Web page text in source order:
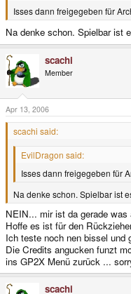
Isses dann freigegeben für
Na denke schon. Spielbar ist
scachi
Member
Apr 13, 2006
scachi said:
EvilDragon said:
Isses dann freigegeben für
Na denke schon. Spielbar ist
NEIN... mir ist da gerade
Hoffe es ist für den
Ich teste noch nen bissel und
Die Credits angucken funzt
ins GP2X Menü zurück ...
scachi